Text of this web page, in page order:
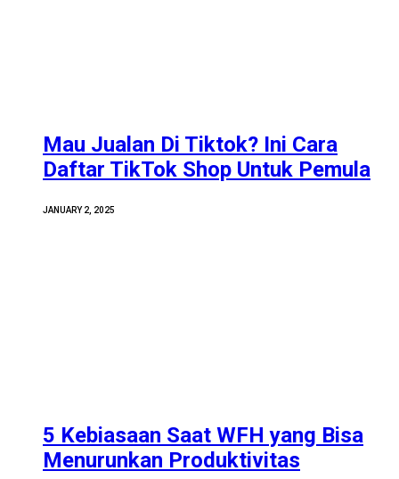
Mau Jualan Di Tiktok? Ini Cara
Daftar TikTok Shop Untuk Pemula
JANUARY 2, 2025
5 Kebiasaan Saat WFH yang Bisa
Menurunkan Produktivitas